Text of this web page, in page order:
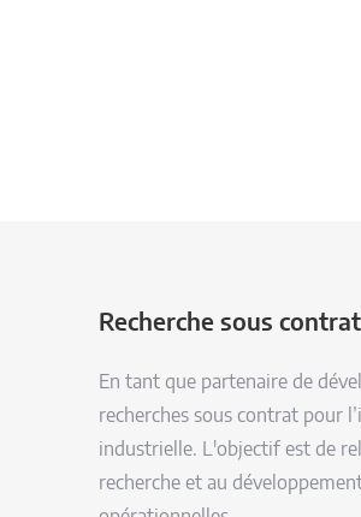
Recherche sous
En tant que partenaire de
recherches sous contrat pour
industrielle. L'objectif est de
recherche et au